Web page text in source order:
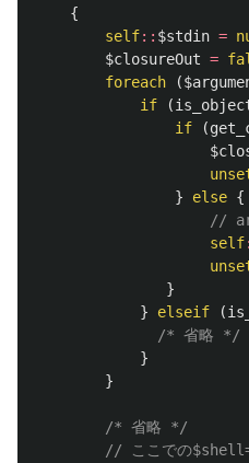
{
self:: $stdin =
$closureOut =
foreach
(
if
(
if
(
}
else {
//
self
}
}
elseif (
/* 省略 */
}
}
/* 省略 */
// ここでの